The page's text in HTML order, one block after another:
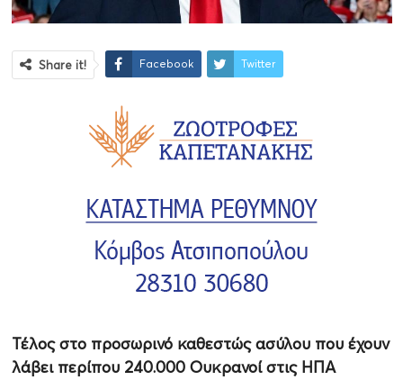
Share it! Facebook Twitter
Τέλος στο προσωρινό καθεστώς ασύλου που έχουν
λάβει περίπου 240.000 Ουκρανοί στις ΗΠΑ